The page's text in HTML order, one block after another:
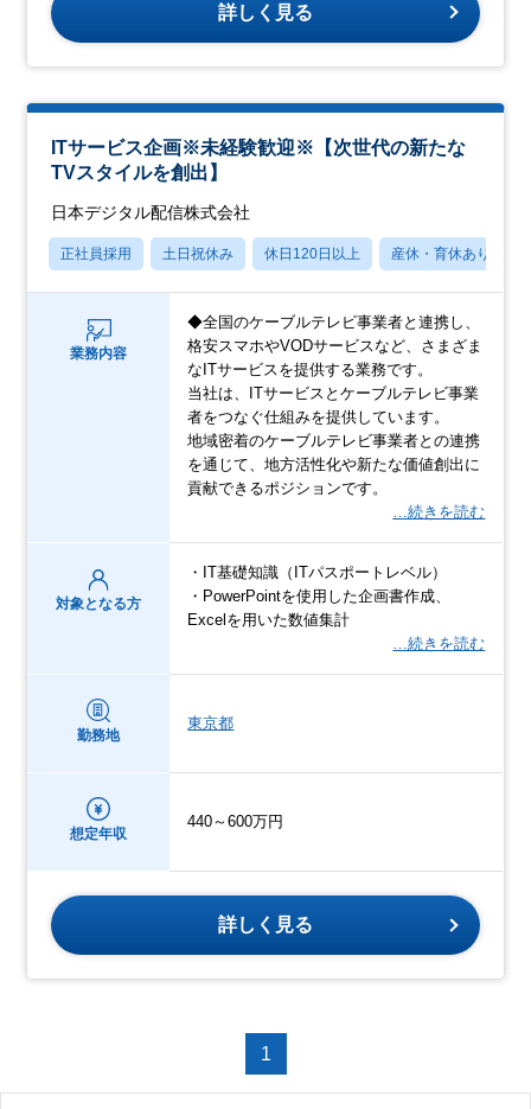
詳しく見る
ITサービス企画※未経験歓迎※【次世代の新たな
TVスタイルを創出】
日本デジタル配信株式会社
正社員採用 土日祝休み 休日120日以上 産休・育休あり
業務内容
◆全国のケーブルテレビ事業者と連携し、
格安スマホやVODサービスなど、さまざま
なITサービスを提供する業務です。
当社は、ITサービスとケーブルテレビ事業
者をつなぐ仕組みを提供しています。
地域密着のケーブルテレビ事業者との連携
を通じて、地方活性化や新たな価値創出に
貢献できるポジションです。
…続きを読む
対象となる方
・IT基礎知識（ITパスポートレベル）
・PowerPointを使用した企画書作成、
Excelを用いた数値集計
…続きを読む
勤務地
東京都
想定年収
440～600万円
詳しく見る
1